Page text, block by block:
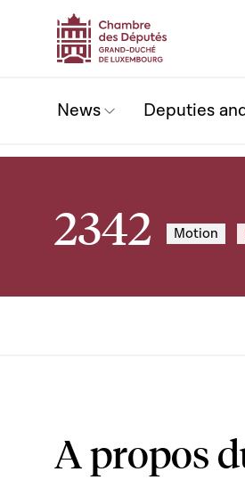
News Deputies
2342 Motion
A propos